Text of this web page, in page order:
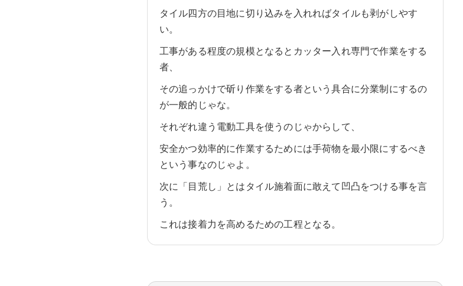
タイル四方の目地に切り込みを入れればタイルも剥がしやす
い。
工事がある程度の規模となるとカッター入れ専門で作業をする
者、
その追っかけで斫り作業をする者という具合に分業制にするの
が一般的じゃな。
それぞれ違う電動工具を使うのじゃからして、
安全かつ効率的に作業するためには手荷物を最小限にするべき
という事なのじゃよ。
次に「目荒し」とはタイル施着面に敢えて凹凸をつける事を言
う。
これは接着力を高めるための工程となる。